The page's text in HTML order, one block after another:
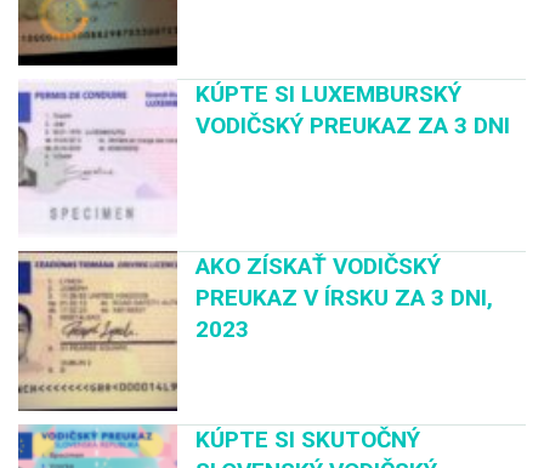
KÚPTE SI LUXEMBURSKÝ
VODIČSKÝ PREUKAZ ZA 3 DNI
AKO ZÍSKAŤ VODIČSKÝ
PREUKAZ V ÍRSKU ZA 3 DNI,
2023
KÚPTE SI SKUTOČNÝ